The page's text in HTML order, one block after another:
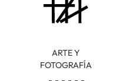
ARTE Y
FOTOGRAFÍA